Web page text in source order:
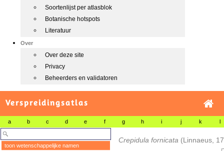
Soortenlijst per atlasblok
Botanische hotspots
Literatuur
Over
Over deze site
Privacy
Beheerders en validatoren
Verspreidingsatlas
a b c d e f g h i j k l
toon wetenschappelijke namen
Crepidula fornicata (Linnaeus,